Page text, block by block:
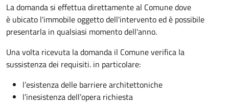
La domanda si effettua direttamente al Comune dove
è ubicato l'immobile oggetto dell'intervento ed è possibile
presentarla in qualsiasi momento dell'anno.
Una volta ricevuta la domanda il Comune verifica la
sussistenza dei requisiti. in particolare:
l’esistenza delle barriere architettoniche
l’inesistenza dell’opera richiesta